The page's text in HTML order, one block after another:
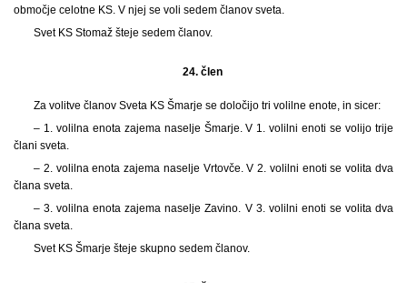
območje celotne KS. V njej se voli sedem članov sveta.
Svet KS Stomaž šteje sedem članov.
24. člen
Za volitve članov Sveta KS Šmarje se določijo tri volilne enote, in sicer:
– 1. volilna enota zajema naselje Šmarje. V 1. volilni enoti se volijo trije
člani sveta.
– 2. volilna enota zajema naselje Vrtovče. V 2. volilni enoti se volita dva
člana sveta.
– 3. volilna enota zajema naselje Zavino. V 3. volilni enoti se volita dva
člana sveta.
Svet KS Šmarje šteje skupno sedem članov.